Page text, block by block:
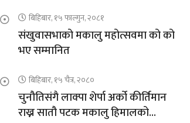
बिहिबार, १५ फाल्गुन, २०८१
संखुवासभाको मकालु महोत्सवमा को को
भए सम्मानित
बिहिबार, १५ चैत्र, २०८०
चुनौतिसंगै लाक्पा शेर्पा अर्को कीर्तिमान
राख्न सातौ पटक मकालु हिमालको